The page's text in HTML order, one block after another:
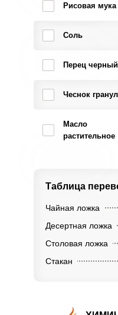
Рисовая мука
Соль
Перец
Чеснок
Масло
растительное
Таблица
Чайная ложка
Десертная ложка
Столовая ложка
Стакан